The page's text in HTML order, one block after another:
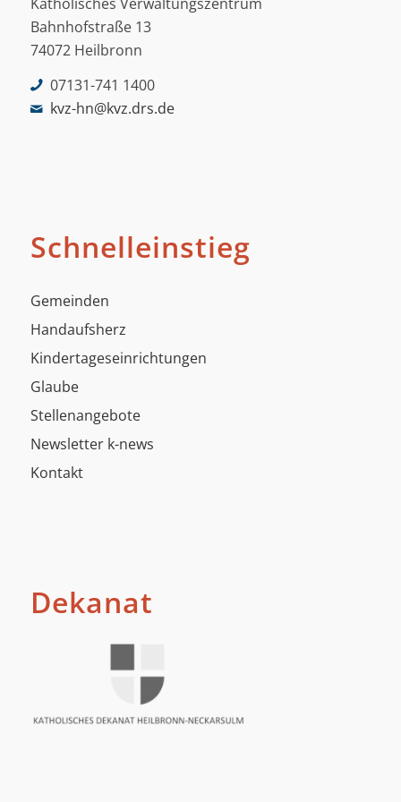
Bahnhofstraße 13
74072 Heilbronn
07131-741 1400
kvz-hn@kvz.drs.de
Schnelleinstieg
Gemeinden
Handaufsherz
Kindertageseinrichtungen
Glaube
Stellenangebote
Newsletter k-news
Kontakt
Dekanat